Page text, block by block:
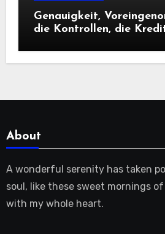
Genauigkeit,
die Kontrollen, die
About
A wonderful serenity has taken
soul, like these sweet mornings
with my whole heart.